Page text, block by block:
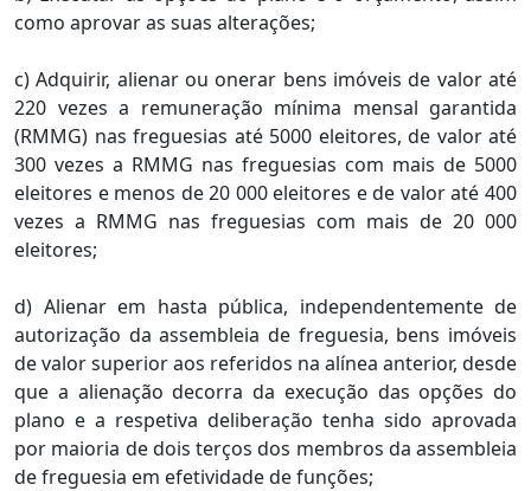
como aprovar as suas alterações;
c) Adquirir, alienar ou onerar bens imóveis de valor até
220 vezes a remuneração mínima mensal garantida
(RMMG) nas freguesias até 5000 eleitores, de valor até
300 vezes a RMMG nas freguesias com mais de 5000
eleitores e menos de 20 000 eleitores e de valor até 400
vezes a RMMG nas freguesias com mais de 20 000
eleitores;
d) Alienar em hasta pública, independentemente de
autorização da assembleia de freguesia, bens imóveis
de valor superior aos referidos na alínea anterior, desde
que a alienação decorra da execução das opções do
plano e a respetiva deliberação tenha sido aprovada
por maioria de dois terços dos membros da assembleia
de freguesia em efetividade de funções;